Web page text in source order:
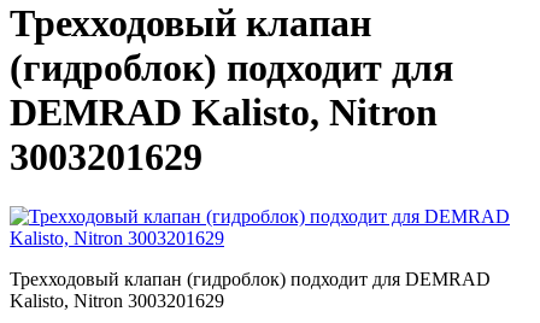
Трехходовый клапан
(гидроблок) подходит для
DEMRAD Kalisto, Nitron
3003201629
Трехходовый клапан (гидроблок) подходит для DEMRAD
Kalisto, Nitron 3003201629